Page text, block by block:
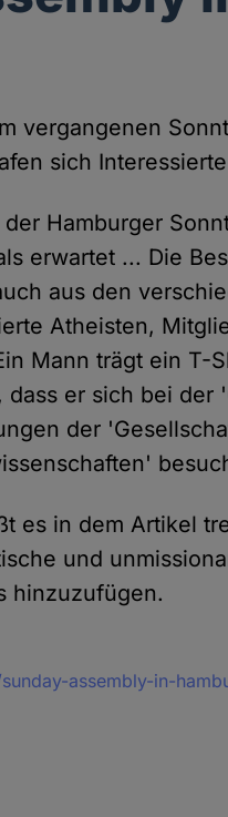
vergangenen
sich
Hamburger
erwartet ... Die
aus den
Atheisten,
Mann trägt ein T-
dass er sich bei der
der
es in dem Artikel
und
hinzuzu­fügen.
assembly-in-